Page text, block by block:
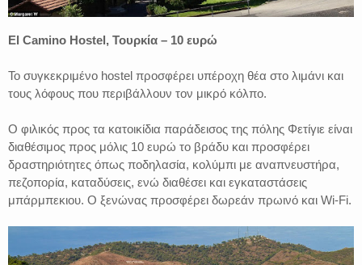
El Camino Hostel, Τουρκία – 10 ευρώ
Το συγκεκριμένο hostel προσφέρει υπέροχη θέα στο λιμάνι και
τους λόφους που περιβάλλουν τον μικρό κόλπο.
Ο φιλικός προς τα κατοικίδια παράδεισος της πόλης Φετίγιε είναι
διαθέσιμος προς μόλις 10 ευρώ το βράδυ και προσφέρει
δραστηριότητες όπως ποδηλασία, κολύμπι με αναπνευστήρα,
πεζοπορία, καταδύσεις, ενώ διαθέσει και εγκαταστάσεις
μπάρμπεκιου. Ο ξενώνας προσφέρει δωρεάν πρωινό και Wi-Fi.